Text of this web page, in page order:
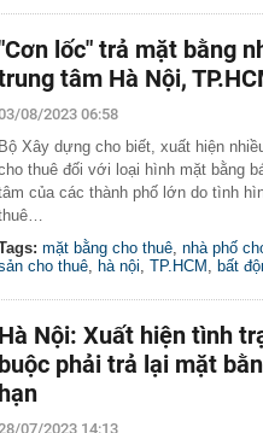
lốc" trả mặt bằng
tâm Hà Nội,
08/2023 06:58
Bộ Xây dựng cho biết, xuất hiện
thuê đối với loại hình mặt bằng
của các thành phố lớn do tình
mặt bằng cho thuê nhà phố
cho thuê hà nội TP.HCM bất
Hà Nội: Xuất hiện tình
buộc phải trả lại mặt
hạn
07/2023 14:13